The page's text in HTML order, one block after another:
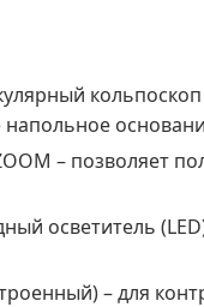
– позволяет
осветитель
– для